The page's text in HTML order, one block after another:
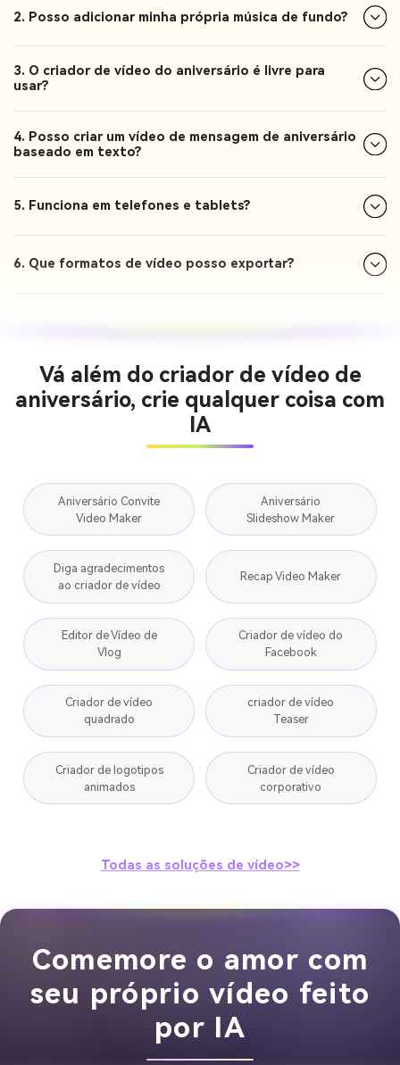
2. Posso adicionar minha própria música de fundo?
3. O criador de vídeo do aniversário é livre para
usar?
4. Posso criar um vídeo de mensagem de aniversário
baseado em texto?
5. Funciona em telefones e tablets?
6. Que formatos de vídeo posso exportar?
Vá além do criador de vídeo de
aniversário, crie qualquer coisa com
IA
Aniversário Convite
Video Maker
Aniversário
Slideshow Maker
Diga agradecimentos
ao criador de vídeo
Recap Video Maker
Editor de Vídeo de
Vlog
Criador de vídeo do
Facebook
Criador de vídeo
quadrado
criador de vídeo
Teaser
Criador de logotipos
animados
Criador de vídeo
corporativo
Todas as soluções de vídeo>>
Comemore o amor com
seu próprio vídeo feito
por IA